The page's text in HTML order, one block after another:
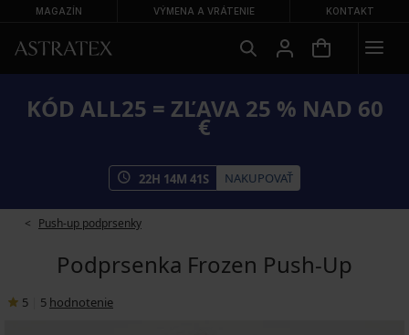
MAGAZÍN VÝMENA A VRÁTENIE KONTAKT
KÓD ALL25 = ZĽAVA 25 % NAD 60
€
22H 14M 40S NAKUPOVAŤ
Push-up podprsenky
Podprsenka Frozen Push-Up
5 5 hodnotenie